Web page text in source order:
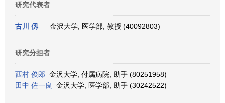
研究代表者
古川 仭 金沢大学, 医学部, 教授 (40092803)
研究分担者
西村 俊郎 金沢大学, 付属病院, 助手 (80251958)
田中 佐一良
金沢大学, 医学部, 助手 (30242522)